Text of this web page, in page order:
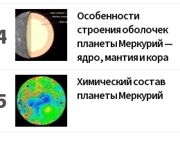
Особенности
строения оболочек
планеты Меркурий —
ядро, мантия и кора
Химический состав
планеты Меркурий